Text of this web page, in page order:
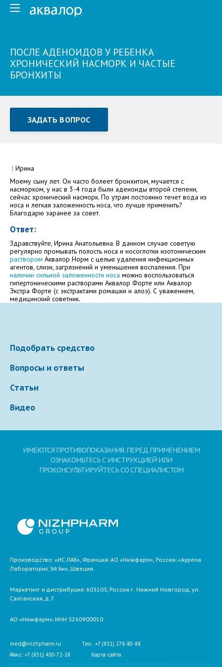
ПОСЛЕ АДЕНОИДОВ У РЕБЕНКА
ХРОНИЧЕСКИЙ НАСМОРК И ЧАСТЫЕ
БРОНХИТЫ
ЗАДАТЬ ВОПРОС
Как Вас зовут
Электронная почта
Ваше сообщение
соглашение
| Ирина
Моему сыну лет. Он часто болеет бронхитом, мучается с
насморком, у нас в 3-4 года были аденоиды второй степени,
сейчас хронический насморк. По утрам постоянно течет вода из
носа и легкая заложенность носа, что лучше применить?
Благодарю заранее за совет.
Ответ:
Здравствуйте, Ирина Анатольевна. В данном случае советую
регулярно промывать полость носа и носоглотки изотоническим
раствором Аквалор Норм с целью удаления инфекционных
агентов, слизи, загрязнений и уменьшения воспаления. При
наличии сильной заложенности носа можно воспользоваться
гипертоническими растворами Аквалор Форте или Аквалор
Экстра Форте (с экстрактами ромашки и алоэ). С уважением,
медицинский советник.
Подобрать средство
Вопросы и ответы
Статьи
Видео
ИМЕЮТСЯ ПРОТИВОПОКАЗАНИЯ. ПЕРЕД ПРИМЕНЕНИЕМ
ОЗНАКОМЬТЕСЬ С ИНСТРУКЦИЕЙ ИЛИ
ПРОКОНСУЛЬТИРУЙТЕСЬ СО СПЕЦИАЛИСТОМ
Производство: «ИС ЛАБ», Франция; АО «Нижфарм», Россия; «Аурена
Лабораторис Эй Би», Швеция.
Маркетинг и дистрибуция: 603105, Россия г. Нижний Новгород, ул.
Салганская, д.7
АО «Нижфарм»; ИНН 5260900010
med@nizhpharm.ru
Тел.: +7 (831) 278-80-88
Факс: +7 (831) 430-72-28
Карта сайта